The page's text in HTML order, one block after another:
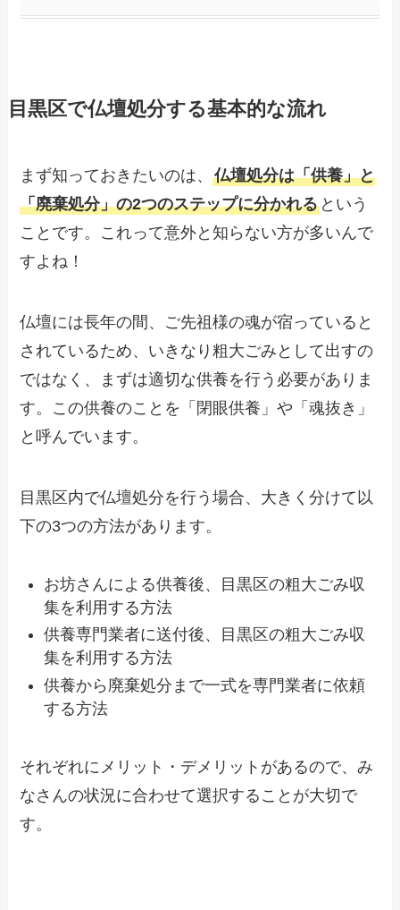
目黒区で仏壇処分する基本的な流れ
まず知っておきたいのは、仏壇処分は「供養」と
「廃棄処分」の2つのステップに分かれる という
ことです。これって意外と知らない方が多いんで
すよね！
仏壇には長年の間、ご先祖様の魂が宿っていると
されているため、いきなり粗大ごみとして出すの
ではなく、まずは適切な供養を行う必要がありま
す。この供養のことを「閉眼供養」や「魂抜き」
と呼んでいます。
目黒区内で仏壇処分を行う場合、大きく分けて以
下の3つの方法があります。
お坊さんによる供養後、目黒区の粗大ごみ収
集を利用する方法
供養専門業者に送付後、目黒区の粗大ごみ収
集を利用する方法
供養から廃棄処分まで一式を専門業者に依頼
する方法
それぞれにメリット・デメリットがあるので、み
なさんの状況に合わせて選択することが大切で
す。